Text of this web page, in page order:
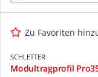
Zu Favoriten
SCHLETTER
Modultragprofil